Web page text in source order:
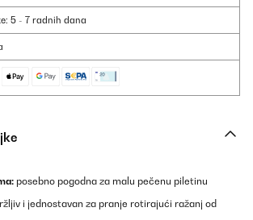
5 - 7 radnih dana
posebno pogodna za malu pečenu piletinu
i jednostavan za pranje rotirajući ražanj od